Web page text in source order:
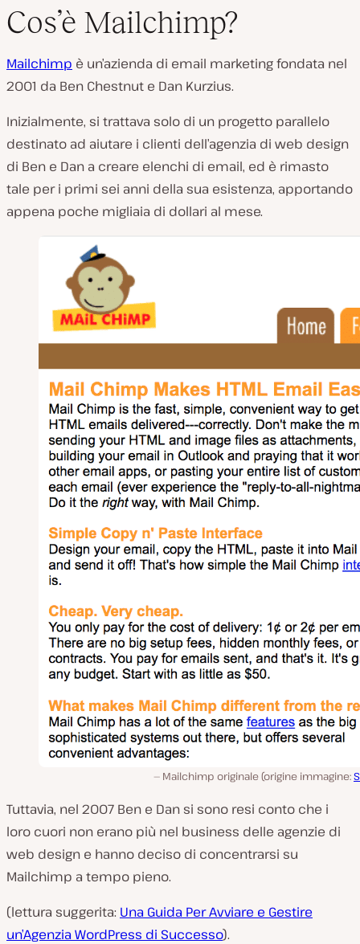
Cos’è Mailchimp?
Mailchimp è un’azienda di email marketing fondata nel
2001 da Ben Chestnut e Dan Kurzius.
Inizialmente, si trattava solo di un progetto parallelo
destinato ad aiutare i clienti dell’agenzia di web design
di Ben e Dan a creare elenchi di email, ed è rimasto
tale per i primi sei anni della sua esistenza, apportando
appena poche migliaia di dollari al mese.
Mailchimp originale (origine immagine:
Tuttavia, nel 2007 Ben e Dan si sono resi conto che i
loro cuori non erano più nel business delle agenzie di
web design e hanno deciso di concentrarsi su
Mailchimp a tempo pieno.
(lettura suggerita: Una Guida Per Avviare e Gestire
un’Agenzia WordPress di Successo).